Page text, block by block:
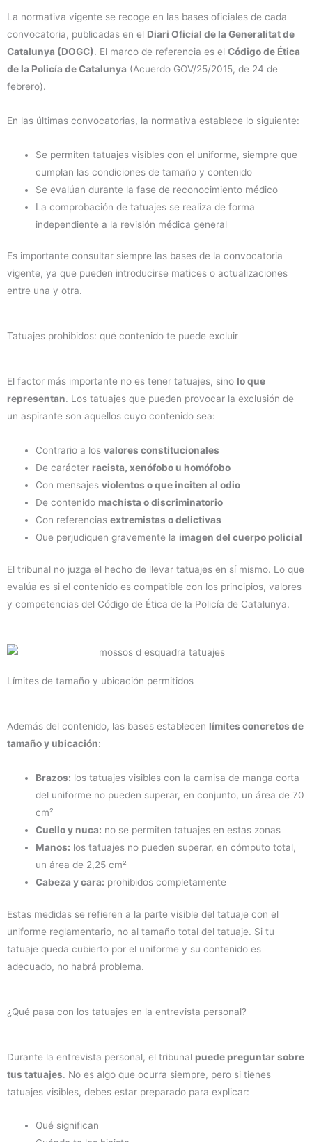
La normativa vigente se recoge en las bases oficiales de cada
convocatoria, publicadas en el Diari Oficial de la Generalitat de
Catalunya (DOGC). El marco de referencia es el Código de Ética
de la Policía de Catalunya (Acuerdo GOV/25/2015, de 24 de
febrero).
En las últimas convocatorias, la normativa establece lo siguiente:
Se permiten tatuajes visibles con el uniforme, siempre que
cumplan las condiciones de tamaño y contenido
Se evalúan durante la fase de reconocimiento médico
La comprobación de tatuajes se realiza de forma
independiente a la revisión médica general
Es importante consultar siempre las bases de la convocatoria
vigente, ya que pueden introducirse matices o actualizaciones
entre una y otra.
Tatuajes prohibidos: qué contenido te puede excluir
El factor más importante no es tener tatuajes, sino lo que
representan. Los tatuajes que pueden provocar la exclusión de
un aspirante son aquellos cuyo contenido sea:
Contrario a losvalores constitucionales
De carácter racista, xenófobo u homófobo
Con mensajesviolentos o que inciten al odio
De contenido machista o discriminatorio
Con referenciasextremistas o delictivas
Que perjudiquen gravemente la imagen del cuerpo policial
El tribunal no juzga el hecho de llevar tatuajes en sí mismo. Lo que
evalúa es si el contenido es compatible con los principios, valores
y competencias del Código de Ética de la Policía de Catalunya.
Límites de tamaño y ubicación permitidos
Además del contenido, las bases establecen límites concretos de
tamaño y ubicación:
Brazos: los tatuajes visibles con la camisa de manga corta
del uniforme no pueden superar, en conjunto, un área de 70
cm²
Cuello y nuca: no se permiten tatuajes en estas zonas
Manos: los tatuajes no pueden superar, en cómputo total,
un área de 2,25 cm²
Cabeza y cara: prohibidos completamente
Estas medidas se refieren a la parte visible del tatuaje con el
uniforme reglamentario, no al tamaño total del tatuaje. Si tu
tatuaje queda cubierto por el uniforme y su contenido es
adecuado, no habrá problema.
¿Qué pasa con los tatuajes en la entrevista personal?
Durante la entrevista personal, el tribunal puede preguntar sobre
tus tatuajes. No es algo que ocurra siempre, pero si tienes
tatuajes visibles, debes estar preparado para explicar:
Qué significan